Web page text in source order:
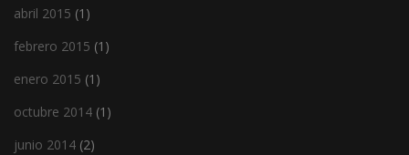
abril 2015 (1)
febrero 2015 (1)
enero 2015 (1)
octubre 2014 (1)
junio 2014 (2)